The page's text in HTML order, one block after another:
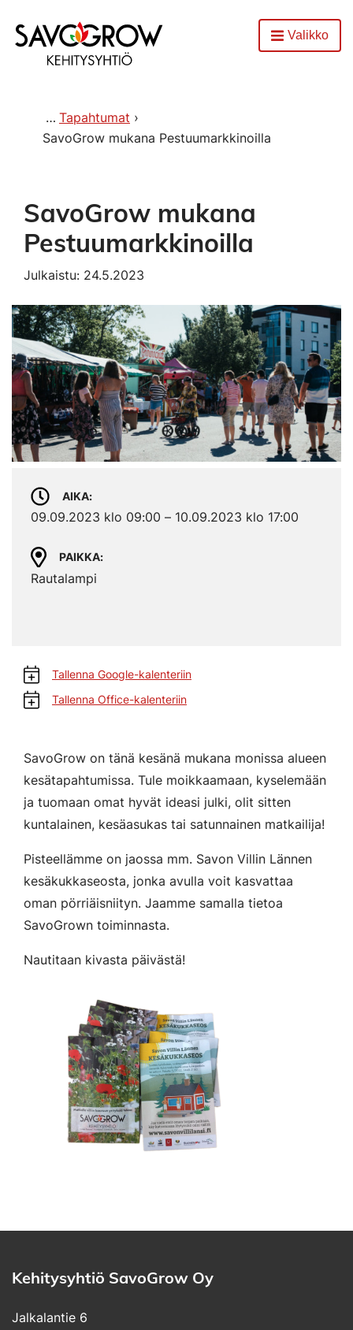
Etusivu
AvaaValikko
Tapahtumat
SavoGrow mukana Pestuumarkkinoilla
SavoGrow mukana
Pestuumarkkinoilla
Julkaistu: 24.5.2023
AIKA
09.09.2023 klo 09:00 – 10.09.2023 klo 17:00
PAIKKA
Rautalampi
Tallenna Google-kalenteriin
Tallenna Office-kalenteriin
SavoGrow on tänä kesänä mukana monissa alueen
kesätapahtumissa. Tule moikkaamaan, kyselemään
ja tuomaan omat hyvät ideasi julki, olit sitten
kuntalainen, kesäasukas tai satunnainen matkailija!
Pisteellämme on jaossa mm. Savon Villin Lännen
kesäkukkaseosta, jonka avulla voit kasvattaa
oman pörriäisniityn. Jaamme samalla tietoa
SavoGrown toiminnasta.
Nautitaan kivasta päivästä!
Kehitysyhtiö SavoGrow Oy
Jalkalantie 6